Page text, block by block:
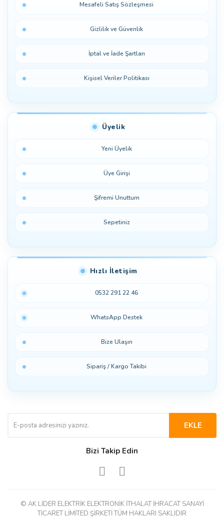
Mesafeli Satış Sözleşmesi
Gizlilik ve Güvenlik
İptal ve İade Şartları
Kişisel Veriler Politikası
Üyelik
Yeni Üyelik
Üye Girişi
Şifremi Unuttum
Sepetiniz
Hızlı İletişim
0532 291 22 46
WhatsApp Destek
Bize Ulaşın
Sipariş / Kargo Takibi
EKLE
Bizi Takip Edin
© AK LİDER ELEKTRİK ELEKTRONİK İTHALAT İHRACAT SANAYİ
TİCARET LİMİTED ŞİRKETİ TÜM HAKLARI SAKLIDIR